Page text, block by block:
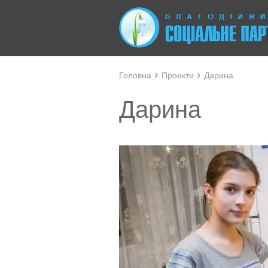
Головна Проекти Дарина
Дарина